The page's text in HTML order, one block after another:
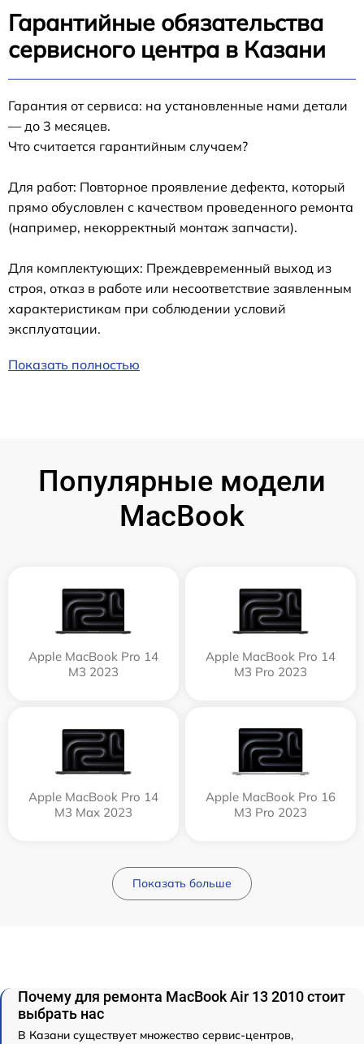
Гарантийные обязательства
сервисного центра в Казани
Гарантия от сервиса: на установленные нами детали
— до 3 месяцев.
Что считается гарантийным случаем?
Для работ: Повторное проявление дефекта, который
прямо обусловлен с качеством проведенного ремонта
(например, некорректный монтаж запчасти).
Для комплектующих: Преждевременный выход из
строя, отказ в работе или несоответствие заявленным
характеристикам при соблюдении условий
эксплуатации.
Показать полностью
Популярные модели
MacBook
Apple MacBook Pro 14
M3 2023
Apple MacBook Pro 14
M3 Pro 2023
Apple MacBook Pro 14
M3 Max 2023
Apple MacBook Pro 16
M3 Pro 2023
Показать больше
Почему для ремонта MacBook Air 13 2010 стоит
выбрать нас
В Казани существует множество сервис-центров,